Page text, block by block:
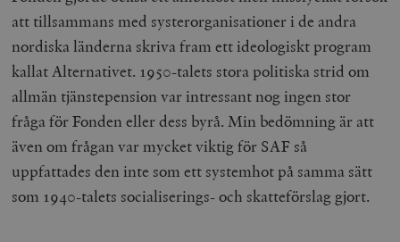
att tillsammans med systerorganisationer i de andra
nordiska länderna skriva fram ett ideologiskt program
kallat Alternativet. 1950-talets stora politiska strid om
allmän tjänstepension var intressant nog ingen stor
fråga för Fonden eller dess byrå. Min bedömning är att
även om frågan var mycket viktig för SAF så
uppfattades den inte som ett systemhot på samma sätt
som 1940-talets socialiserings- och skatteförslag gjort.